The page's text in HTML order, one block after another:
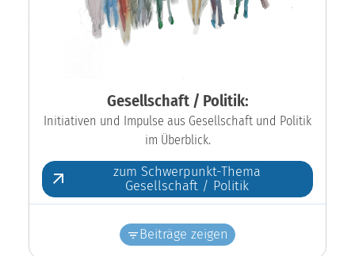
Gesellschaft / Politik:
Initiativen und Impulse aus Gesellschaft und Politik
im Überblick.
zum Schwerpunkt-Thema
Gesellschaft / Politik
Beiträge zeigen